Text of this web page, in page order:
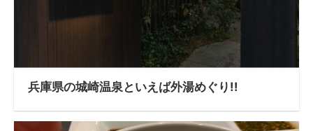
兵庫県の城崎温泉といえば外湯めぐり!!